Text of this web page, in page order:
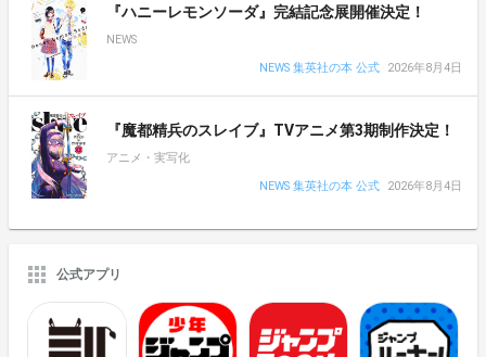
『ハニーレモンソーダ』完結記念展開催決定！
NEWS
NEWS 集英社の本 公式
2026年8月4日
『魔都精兵のスレイブ』TVアニメ第3期制作決定！
アニメ・実写化
NEWS 集英社の本 公式
2026年8月4日
公式アプリ